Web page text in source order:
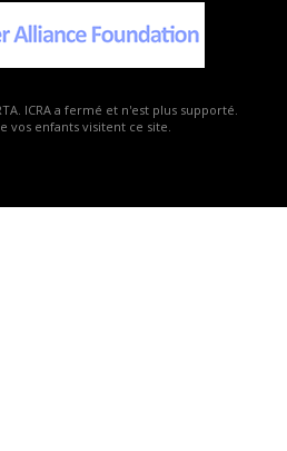
ICRA a fermé et n'est plus supporté.
vos enfants visitent ce site.
Vous souhaitez ajouter un revendeur
page ? Envoyez un message avec ses
coordonnées et toutes les informations